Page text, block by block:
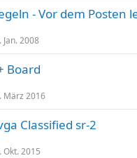
- Vor dem Posten
Jan. 2008
Board
März 2016
Classified sr-2
Okt. 2015